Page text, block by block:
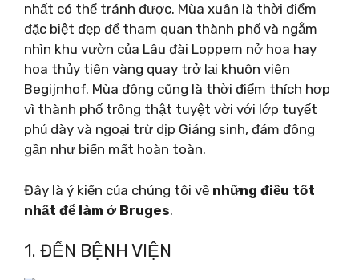
nhất có thể tránh được. Mùa xuân là thời điểm
đặc biệt đẹp để tham quan thành phố và ngắm
nhìn khu vườn của Lâu đài Loppem nở hoa hay
hoa thủy tiên vàng quay trở lại khuôn viên
Begijnhof. Mùa đông cũng là thời điểm thích hợp
vì thành phố trông thật tuyệt vời với lớp tuyết
phủ dày và ngoại trừ dịp Giáng sinh, đám đông
gần như biến mất hoàn toàn.
Đây là ý kiến ​​của chúng tôi về những điều tốt
nhất để làm ở Bruges.
1. ĐẾN BỆNH VIỆN